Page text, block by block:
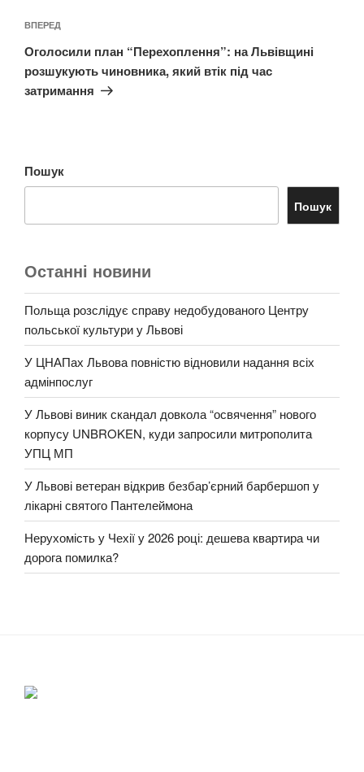
Наступний
запис
ВПЕРЕД
Оголосили план “Перехоплення”: на Львівщині
розшукують чиновника, який втік під час
затримання
Пошук
Пошук
Останні новини
Польща розслідує справу недобудованого Центру
польської культури у Львові
У ЦНАПах Львова повністю відновили надання всіх
адмінпослуг
У Львові виник скандал довкола “освячення” нового
корпусу UNBROKEN, куди запросили митрополита
УПЦ МП
У Львові ветеран відкрив безбар’єрний барбершоп у
лікарні святого Пантелеймона
Нерухомість у Чехії у 2026 році: дешева квартира чи
дорога помилка?